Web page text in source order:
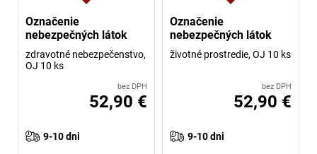
Označenie
nebezpečných látok
zdravotné nebezpečenstvo,
OJ 10 ks
bez DPH
52,90 €
9-10 dni
Označenie
nebezpečných látok
životné prostredie, OJ 10 ks
bez DPH
52,90 €
9-10 dni